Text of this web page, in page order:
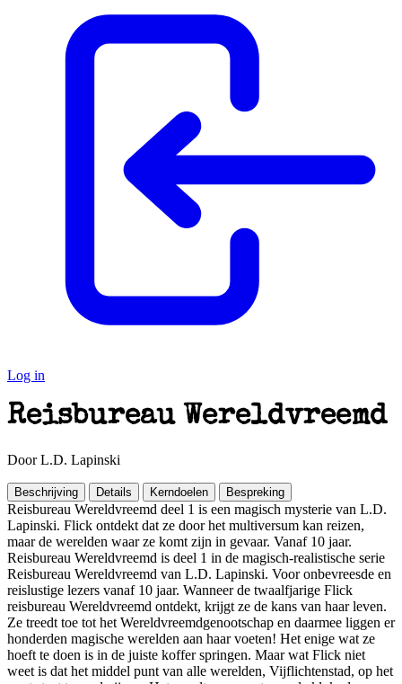
Log in
Reisbureau Wereldvreemd
Door L.D. Lapinski
Beschrijving Details Kerndoelen Bespreking
Reisbureau Wereldvreemd deel 1 is een magisch mysterie van L.D.
Lapinski. Flick ontdekt dat ze door het multiversum kan reizen,
maar de werelden waar ze komt zijn in gevaar. Vanaf 10 jaar.
Reisbureau Wereldvreemd is deel 1 in de magisch-realistische serie
Reisbureau Wereldvreemd van L.D. Lapinski. Voor onbevreesde en
reislustige lezers vanaf 10 jaar. Wanneer de twaalfjarige Flick
reisbureau Wereldvreemd ontdekt, krijgt ze de kans van haar leven.
Ze treedt toe tot het Wereldvreemdgenootschap en daarmee liggen er
honderden magische werelden aan haar voeten! Het enige wat ze
hoeft te doen is in de juiste koffer springen. Maar wat Flick niet
weet is dat het middel punt van alle werelden, Vijflichtenstad, op het